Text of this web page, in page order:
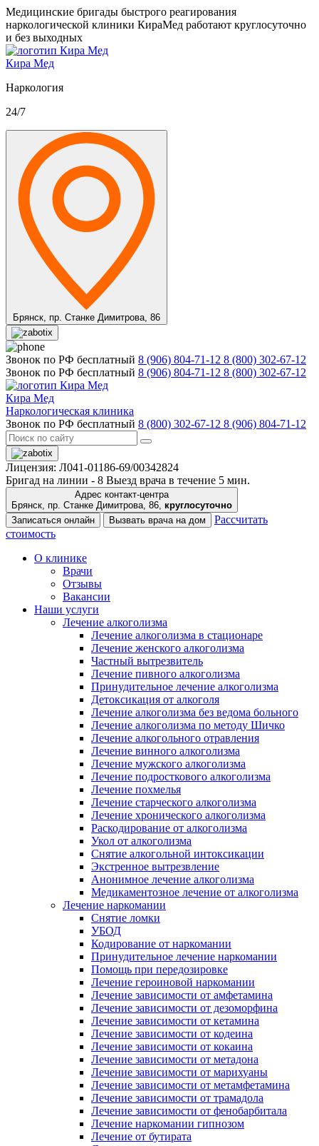
Медицинские бригады быстрого реагирования
наркологической клиники КираМед работают круглосуточно
и без выходных
Кира Мед
Наркология
24/7
Брянск, пр. Станке Димитрова, 86
Звонок по РФ бесплатный 8 (906) 804-71-12 8 (800) 302-67-12
Звонок по РФ бесплатный 8 (906) 804-71-12 8 (800) 302-67-12
Кира Мед
Наркологическая клиника
Звонок по РФ бесплатный 8 (800) 302-67-12 8 (906) 804-71-12
Лицензия: Л041-01186-69/00342824
Бригад на линии - 8 Выезд врача в течение 5 мин.
Адрес контакт-центра
Брянск, пр. Станке Димитрова, 86, круглосуточно
Записаться онлайн
Вызвать врача на дом
Рассчитать
стоимость
О клинике
Врачи
Отзывы
Вакансии
Наши услуги
Лечение алкоголизма
Лечение алкоголизма в стационаре
Лечение женского алкоголизма
Частный вытрезвитель
Лечение пивного алкоголизма
Принудительное лечение алкоголизма
Детоксикация от алкоголя
Лечение алкоголизма без ведома больного
Лечение алкоголизма по методу Шичко
Лечение алкогольного отравления
Лечение винного алкоголизма
Лечение мужского алкоголизма
Лечение подросткового алкоголизма
Лечение похмелья
Лечение старческого алкоголизма
Лечение хронического алкоголизма
Раскодирование от алкоголизма
Укол от алкоголизма
Снятие алкогольной интоксикации
Экстренное вытрезвление
Анонимное лечение алкоголизма
Медикаментозное лечение от алкоголизма
Лечение наркомании
Снятие ломки
УБОД
Кодирование от наркомании
Принудительное лечение наркомании
Помощь при передозировке
Лечение героиновой наркомании
Лечение зависимости от амфетамина
Лечение зависимости от дезоморфина
Лечение зависимости от кетамина
Лечение зависимости от кодеина
Лечение зависимости от кокаина
Лечение зависимости от метадона
Лечение зависимости от марихуаны
Лечение зависимости от метамфетамина
Лечение зависимости от трамадола
Лечение зависимости от фенобарбитала
Лечение наркомании гипнозом
Лечение от бутирата